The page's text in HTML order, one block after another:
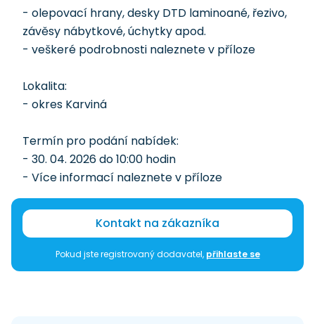
- olepovací hrany, desky DTD laminoané, řezivo,
závěsy nábytkové, úchytky apod.
- veškeré podrobnosti naleznete v příloze
Lokalita:
- okres Karviná
Termín pro podání nabídek:
- 30. 04. 2026 do 10:00 hodin
- Více informací naleznete v příloze
Kontakt na zákazníka
Pokud jste registrovaný dodavatel, přihlaste se